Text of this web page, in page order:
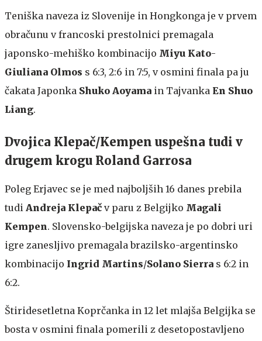
Teniška naveza iz Slovenije in Hongkonga je v prvem
obračunu v francoski prestolnici premagala
japonsko-mehiško kombinacijo Miyu Kato-
Giuliana Olmos s 6:3, 2:6 in 7:5, v osmini finala pa ju
čakata Japonka Shuko Aoyama in Tajvanka En Shuo
Liang.
Dvojica Klepač/Kempen uspešna tudi v
drugem krogu Roland Garrosa
Poleg Erjavec se je med najboljših 16 danes prebila
tudi Andreja Klepač v paru z Belgijko Magali
Kempen. Slovensko-belgijska naveza je po dobri uri
igre zanesljivo premagala brazilsko-argentinsko
kombinacijo Ingrid Martins/Solano Sierra s 6:2 in
6:2.
Štiridesetletna Koprčanka in 12 let mlajša Belgijka se
bosta v osmini finala pomerili z desetopostavljeno